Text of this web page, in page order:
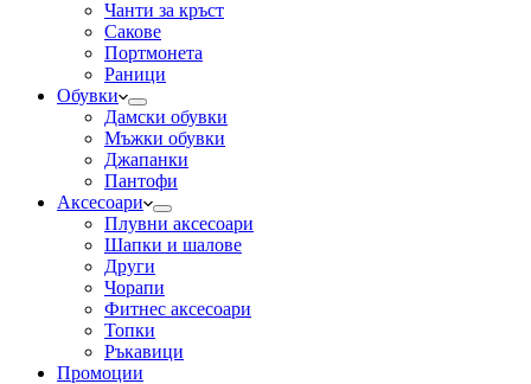
Чанти за кръст
Сакове
Портмонета
Раници
Обувки
Дамски обувки
Мъжки обувки
Джапанки
Пантофи
Аксесоари
Плувни аксесоари
Шапки и шалове
Други
Чорапи
Фитнес аксесоари
Топки
Ръкавици
Промоции